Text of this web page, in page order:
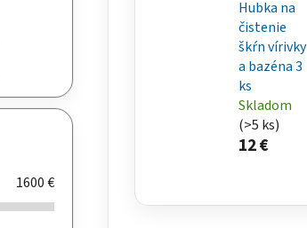
1600€
Hubka na
čistenie
škŕn vírivky
a bazéna 3
ks
Skladom
(>5 ks)
12 €